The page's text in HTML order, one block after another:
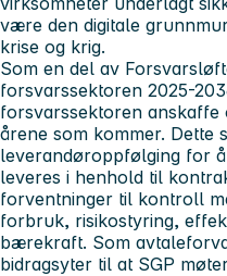
være den digitale
krise og krig.
Som en del av
forsvarssektoren 2025-
forsvarssektoren
årene som kommer. Dette
leverandøroppfølging for
leveres i henhold til
forventninger til kontroll
forbruk, risikostyring,
bærekraft. Som
bidragsyter til at SGP